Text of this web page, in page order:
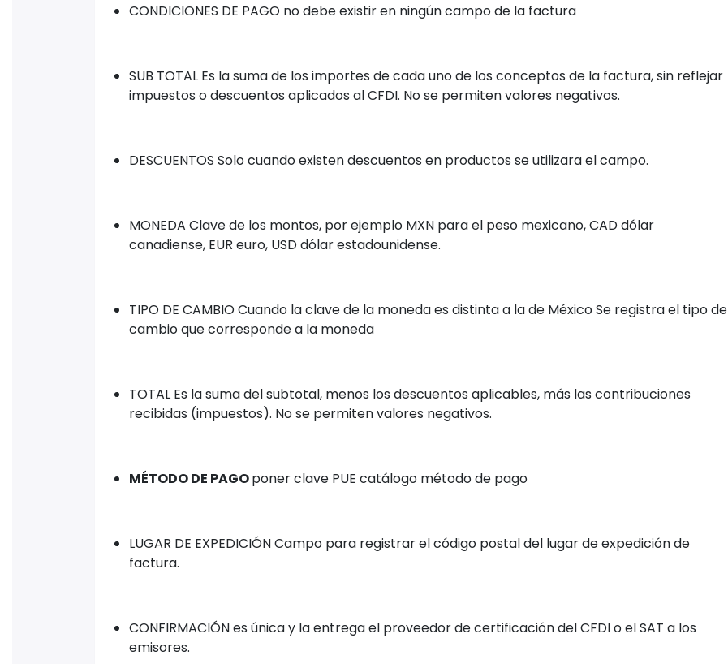
CONDICIONES DE PAGO no debe existir en ningún campo de la factura
SUB TOTAL Es la suma de los importes de cada uno de los conceptos de la factura, sin reflejar
impuestos o descuentos aplicados al CFDI. No se permiten valores negativos.
DESCUENTOS Solo cuando existen descuentos en productos se utilizara el campo.
MONEDA Clave de los montos, por ejemplo MXN para el peso mexicano, CAD dólar
canadiense, EUR euro, USD dólar estadounidense.
TIPO DE CAMBIO Cuando la clave de la moneda es distinta a la de México Se registra el tipo de
cambio que corresponde a la moneda
TOTAL Es la suma del subtotal, menos los descuentos aplicables, más las contribuciones
recibidas (impuestos). No se permiten valores negativos.
MÉTODO DE PAGOponer clave PUE catálogo método de pago
LUGAR DE EXPEDICIÓN Campo para registrar el código postal del lugar de expedición de
factura.
CONFIRMACIÓN es única y la entrega el proveedor de certificación del CFDI o el SAT a los
emisores.